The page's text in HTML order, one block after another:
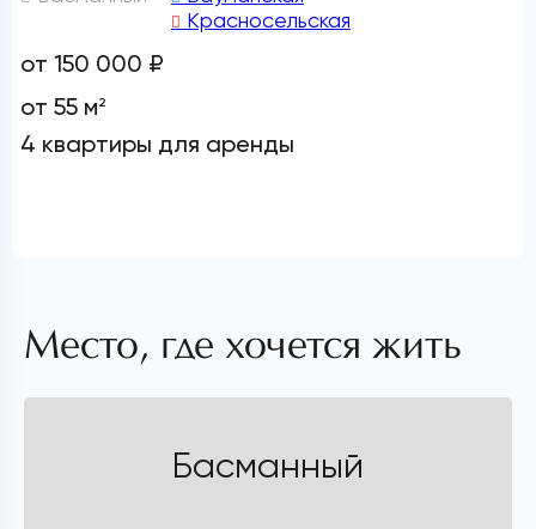
Красносельская
от 150 000 ₽
от 55 м 2
4 квартиры для аренды
Место, где хочется жить
Басманный